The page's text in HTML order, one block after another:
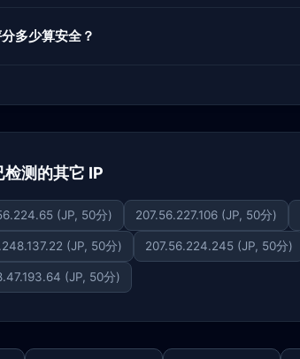
多少算安全？
测的其它 IP
(JP, 50分) 207.56.227.106 (JP, 50分)
(JP, 50分) 207.56.224.245 (JP, 50分)
(JP, 50分)